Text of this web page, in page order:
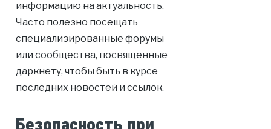
информацию на актуальность.
Часто полезно посещать
специализированные форумы
или сообщества, посвященные
даркнету, чтобы быть в курсе
последних новостей и ссылок.
Безопасность при